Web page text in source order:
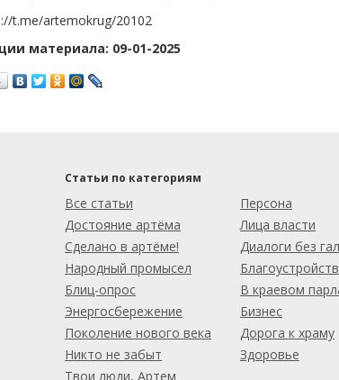
t.me/artemokrug/20102
материала: 09-01-2025
Статьи по категориям
Все статьи
Достояние артёма
Сделано в артёме!
Народный промысел
Блиц-опрос
Энергосбережение
Поколение нового века
Никто не забыт
Твои люди, Артем
Персона
Лица власти
Диалоги без
В краевом
Бизнес
Дорога к храму
Здоровье